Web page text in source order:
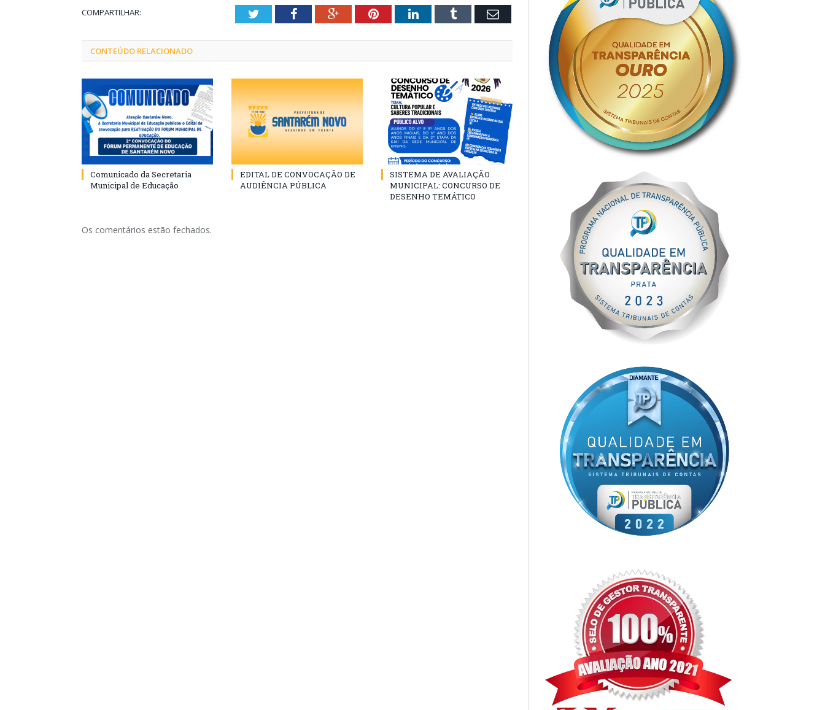
COMPARTILHAR: TwitterFacebookGoogle+PinterestLinkedInTumblr Email
CONTEÚDO RELACIONADO
Comunicado da Secretaria
Municipal de Educação
EDITAL DE CONVOCAÇÃO DE
AUDIÊNCIA PÚBLICA
SISTEMA DE AVALIAÇÃO
MUNICIPAL: CONCURSO DE
DESENHO TEMÁTICO
Os comentários estão fechados.